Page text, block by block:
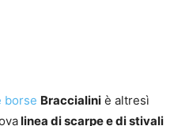
borse Braccialini è altresì
linea di scarpe e di stivali